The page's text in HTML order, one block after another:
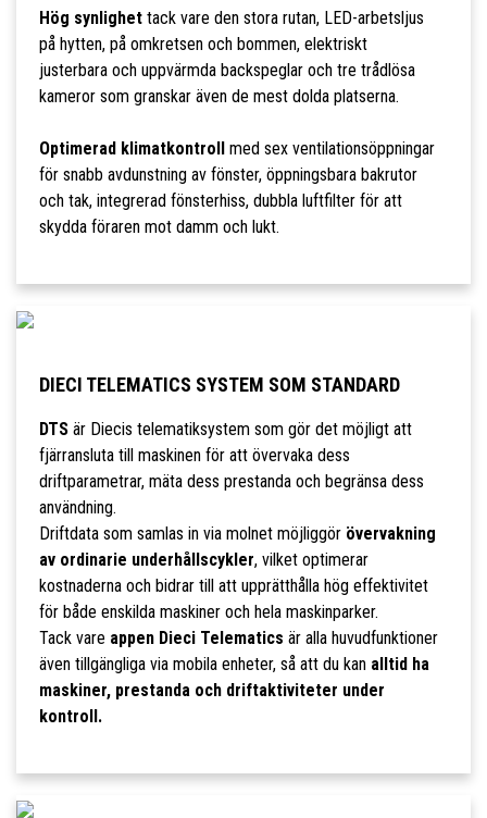
Hög synlighettack vare den stora rutan, LED-arbetsljus
på hytten, på omkretsen och bommen, elektriskt
justerbara och uppvärmda backspeglar och tre trådlösa
kameror som granskar även de mest dolda platserna.
Optimerad klimatkontroll
med sex ventilationsöppningar
för snabb avdunstning av fönster, öppningsbara bakrutor
och tak, integrerad fönsterhiss, dubbla luftfilter för att
skydda föraren mot damm och lukt.
DIECI TELEMATICS SYSTEM SOM STANDARD
DTSär Diecis telematiksystem som gör det möjligt att
fjärransluta till maskinen för att övervaka dess
driftparametrar, mäta dess prestanda och begränsa dess
användning.
Driftdata som samlas in via molnet möjliggör övervakning
av ordinarie underhållscykler, vilket optimerar
kostnaderna och bidrar till att upprätthålla hög effektivitet
för både enskilda maskiner och hela maskinparker.
Tack vare appen Dieci Telematics är alla huvudfunktioner
även tillgängliga via mobila enheter, så att du kan alltid ha
maskiner, prestanda och driftaktiviteter under
kontroll.